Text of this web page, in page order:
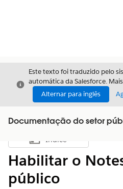
Fechar
Este texto foi traduzido pelo
automática da Salesforce.
Alternar para inglês
Documentação do setor
Mostrar índice
Índice
Habilitar o
público